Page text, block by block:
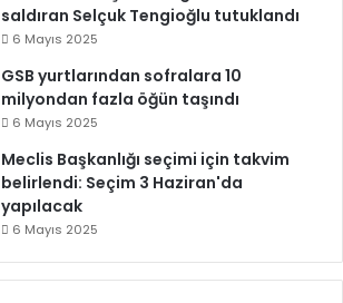
saldıran Selçuk Tengioğlu tutuklandı
6 Mayıs 2025
GSB yurtlarından sofralara 10
milyondan fazla öğün taşındı
6 Mayıs 2025
Meclis Başkanlığı seçimi için takvim
belirlendi: Seçim 3 Haziran'da
yapılacak
6 Mayıs 2025